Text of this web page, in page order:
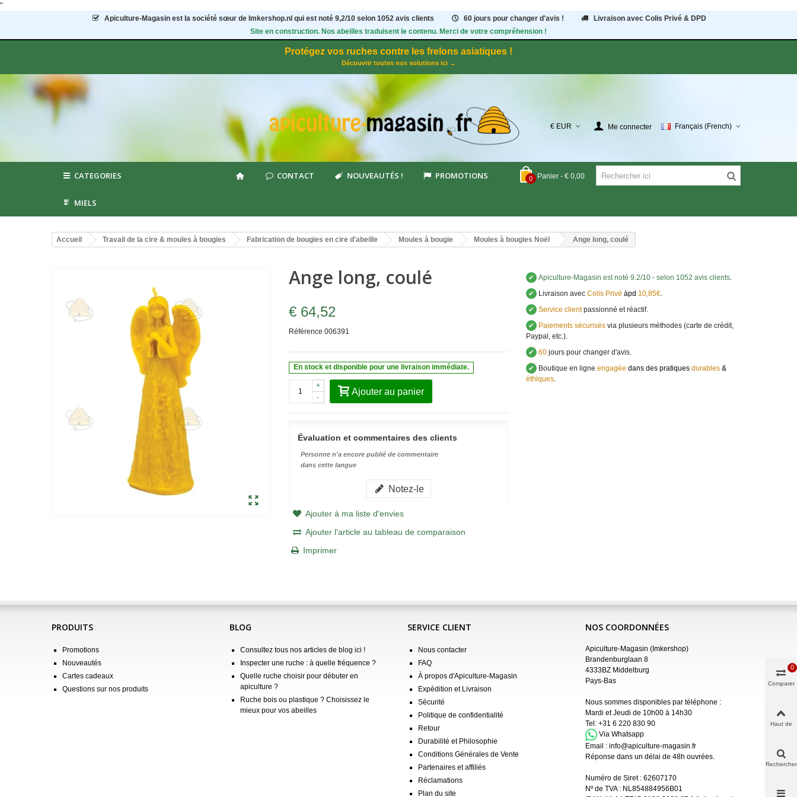
"
Apiculture-Magasin est la société sœur de Imkershop.nl qui est noté 9,2/10 selon 1052avis clients 60 jours pour changer d'avis !
Livraison avec Colis Privé & DPD
Site en construction. Nos abeilles traduisent le contenu. Merci de votre compréhension !
Protégez vos ruches contre les frelons asiatiques !
Découvrir toutes nos solutions ici →
€ EUR Me connecter Français (French)
0 Panier - € 0,00
CATEGORIES CONTACT NOUVEAUTÉS ! PROMOTIONS
MIELS
Accueil Travail de la cire & moules à bougies Fabrication de bougies en cire d'abeille Moules à bougie Moules à bougies Noël Ange long, coulé
Ange long, coulé
€ 64,52
Référence 006391
En stock et disponible pour une livraison immédiate.
-
+
Ajouter au panier
Évaluation et commentaires des clients
Personne n'a encore publié de commentaire
dans cette langue
Notez-le
Ajouter à ma liste d'envies
Ajouter l'article au tableau de comparaison
Imprimer
✔ Apiculture-Magasin est noté 9.2/10 - selon 1052 avis clients.
✔ Livraison avecColis Privé àpd 10,85€.
✔ Service clientpassionné et réactif.
✔ Paiements sécurisésvia plusieurs méthodes (carte de crédit,
Paypal, etc.).
✔ 60jours pour changer d'avis.
✔ Boutique en ligne engagée dans des pratiques durables&
éthiques.
PRODUITS
Promotions
Nouveautés
Cartes cadeaux
Questions sur nos produits
BLOG
Consultez tous nos articles de blog ici !
Inspecter une ruche : à quelle fréquence ?
Quelle ruche choisir pour débuter en
apiculture ?
Ruche bois ou plastique ? Choisissez le
mieux pour vos abeilles
SERVICE CLIENT
Nous contacter
FAQ
À propos d'Apiculture-Magasin
Expédition et Livraison
Sécurité
Politique de confidentialité
Retour
Durabilité et Philosophie
Conditions Générales de Vente
Partenaires et affiliés
Réclamations
Plan du site
NOS COORDONNÉES
Apiculture-Magasin (Imkershop)
Brandenburglaan 8
4333BZ Middelburg
Pays-Bas
Nous sommes disponibles par téléphone :
Mardi et Jeudi de 10h00 à 14h30
Tel: +31 6 220 830 90
Via Whatsapp
Email : info@apiculture-magasin.fr
Réponse dans un délai de 48h ouvrées.
Numéro de Siret : 62607170
Nº de TVA : NL854884956B01
Comparer
0
Haut de
Rechercher